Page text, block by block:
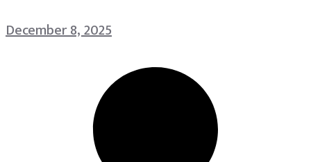
December 8, 2025